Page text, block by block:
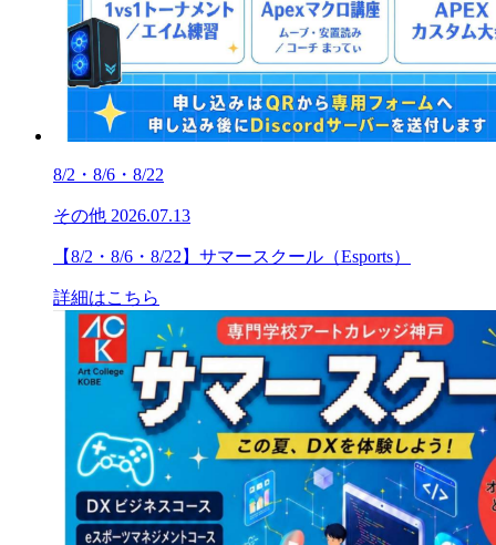
8/2・8/6・8/22
その他 2026.07.13
【8/2・8/6・8/22】サマースクール（Esports）
詳細はこちら